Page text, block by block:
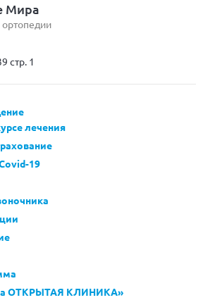
Мира
стр. 1
лечения
19
ОТКРЫТАЯ КЛИНИКА»